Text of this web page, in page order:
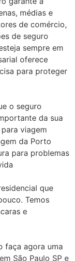
médias e
de comércio,
de seguro
sempre em
oferece
para proteger
o seguro
da sua
viagem
da Porto
para problemas
que
Temos
e
faça agora uma
São Paulo SP e